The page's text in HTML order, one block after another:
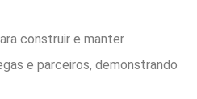
construir e manter
e parceiros, demonstrando